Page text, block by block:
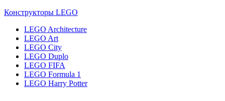
Конструкторы LEGO
LEGO Architecture
LEGO Art
LEGO City
LEGO Duplo
LEGO FIFA
LEGO Formula 1
LEGO Harry Potter